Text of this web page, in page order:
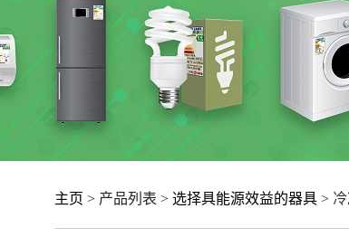
主页 > 产品列表 > 选择具能源效益的器具 >